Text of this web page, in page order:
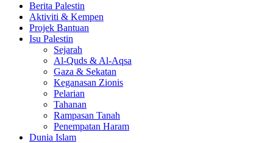
Berita Palestin
Aktiviti & Kempen
Projek Bantuan
Isu Palestin
Sejarah
Al-Quds & Al-Aqsa
Gaza & Sekatan
Keganasan Zionis
Pelarian
Tahanan
Rampasan Tanah
Penempatan Haram
Dunia Islam